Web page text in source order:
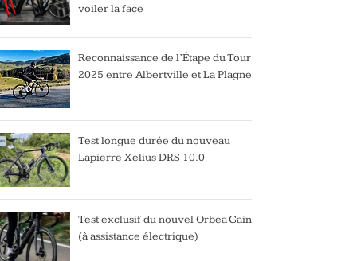
voiler la face
Reconnaissance de l’Étape du Tour
2025 entre Albertville et La Plagne
Test longue durée du nouveau
Lapierre Xelius DRS 10.0
Test exclusif du nouvel Orbea Gain
(à assistance électrique)